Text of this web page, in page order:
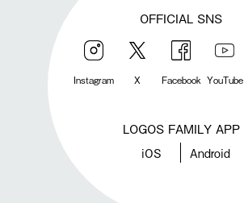
OFFICIAL SNS
Instagram X Facebook YouTube
LOGOS FAMILY APP
iOS Android